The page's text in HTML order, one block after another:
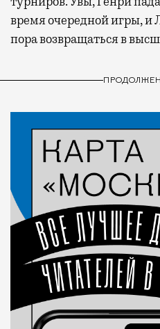
время очередной игры, и
пора возвращаться в